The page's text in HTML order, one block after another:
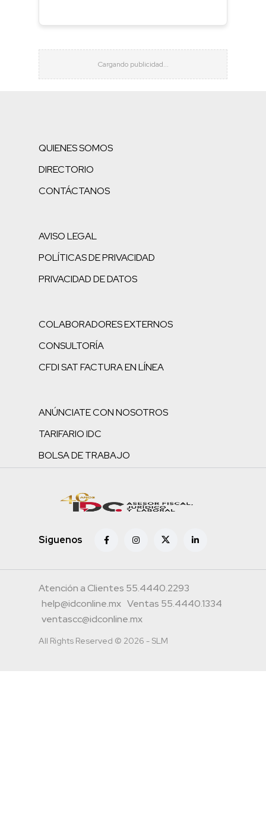
QUIENES SOMOS
DIRECTORIO
CONTÁCTANOS
AVISO LEGAL
POLÍTICAS DE PRIVACIDAD
PRIVACIDAD DE DATOS
COLABORADORES EXTERNOS
CONSULTORÍA
CFDI SAT FACTURA EN LÍNEA
ANÚNCIATE CON NOSOTROS
TARIFARIO IDC
BOLSA DE TRABAJO
Siguenos
Atención a Clientes 55.4440.2293
help@idconline.mx Ventas 55.4440.1334
ventascc@idconline.mx
All Rights Reserved © 2026 - SLM